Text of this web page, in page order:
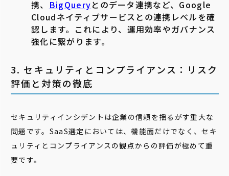
携、 BigQueryとのデータ連携など、Google
Cloudネイティブサービスとの連携レベルを確
認します。これにより、運用効率やガバナンス
強化に繋がります。
3. セキュリティとコンプライアンス：リスク
評価と対策の徹底
セキュリティインシデントは企業の信頼を揺るがす重大な
問題です。SaaS選定においては、機能面だけでなく、セキ
ュリティとコンプライアンスの観点からの評価が極めて重
要です。